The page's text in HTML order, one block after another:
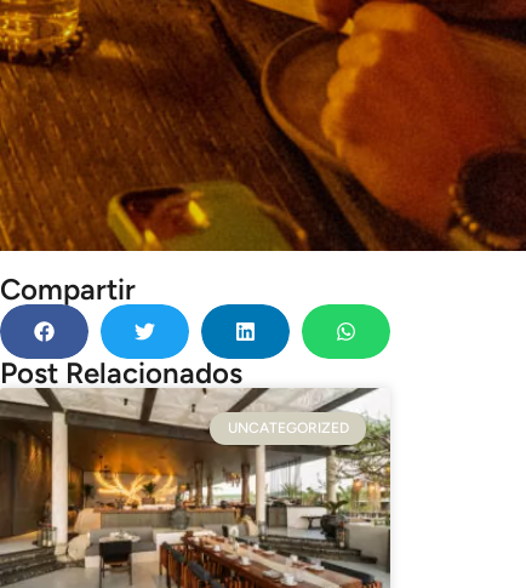
Compartir
Post Relacionados
UNCATEGORIZED